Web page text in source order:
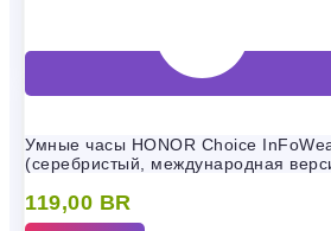
Умные часы HONOR Choice
(серебристый, международная
119,00 BR